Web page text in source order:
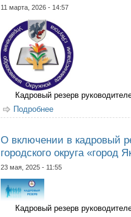
11 марта, 2026 - 14:57
Кадровый резерв
Подробнее о Об объявлении и
округа «город
О включении в кадровый
городского округа «город
23 мая, 2025 - 11:55
Кадровый резерв